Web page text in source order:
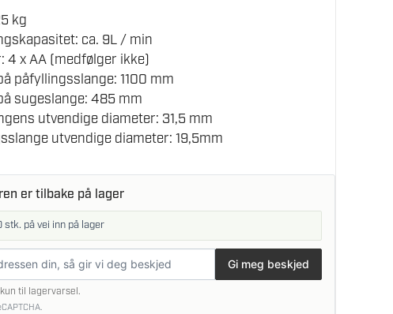
kg
ca. 9L / min
4 x AA (medfølger ikke)
påfyllingsslange: 1100 mm
sugeslange: 485 mm
utvendige diameter: 31,5 mm
utvendige diameter: 19,5mm
er tilbake på lager
på vei inn på lager
Gi meg beskjed
til lagervarsel.